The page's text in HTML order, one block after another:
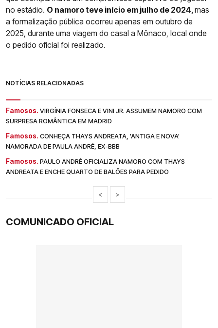
no estádio. O namoro teve início em julho de 2024,mas
a formalização pública ocorreu apenas em outubro de
2025, durante uma viagem do casal a Mônaco, local onde
o pedido oficial foi realizado.
NOTÍCIAS RELACIONADAS
Famosos. VIRGÍNIA FONSECA E VINI JR. ASSUMEM NAMORO COM
SURPRESA ROMÂNTICA EM MADRID
Famosos. CONHEÇA THAYS ANDREATA, 'ANTIGA E NOVA'
NAMORADA DE PAULA ANDRÉ, EX-BBB
Famosos. PAULO ANDRÉ OFICIALIZA NAMORO COM THAYS
ANDREATA E ENCHE QUARTO DE BALÕES PARA PEDIDO
< >
COMUNICADO OFICIAL